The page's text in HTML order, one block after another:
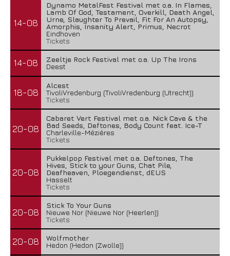
14-08
Dynamo MetalFest Festival met o.a. In Flames,
Lamb Of God, Testament, Overkill, Death Angel,
Urne, Slaughter To Prevail, Fit For An Autopsy,
Amorphis, Insanity Alert, Primus, Necrot
Eindhoven
Tickets
14-08
Zeeltje Rock Festival met o.a. Up The Irons
Deest
18-08
Alcest
TivoliVredenburg (TivoliVredenburg (Utrecht))
Tickets
20-08
Cabaret Vert Festival met o.a. Nick Cave & the
Bad Seeds, Deftones, Body Count feat. Ice-T
Charleville-Mézières
Tickets
20-08
Pukkelpop Festival met o.a. Deftones, The
Hives, Stick to your Guns, Chat Pile,
Deafheaven, Ploegendienst, dEUS
Hasselt
Tickets
20-08
Stick To Your Guns
Nieuwe Nor (Nieuwe Nor (Heerlen))
Tickets
20-08
Wolfmother
Hedon (Hedon (Zwolle))